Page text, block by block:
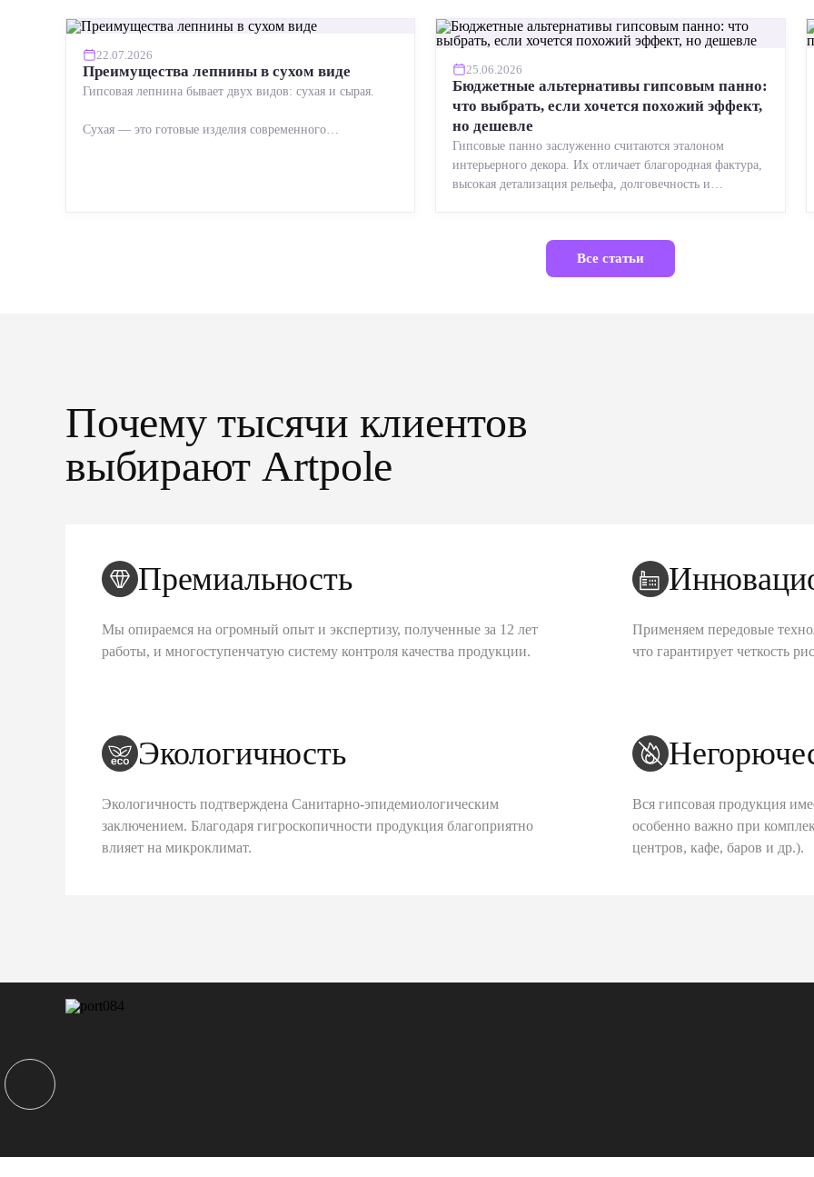
22.07.2026
Преимущества лепнины в сухом виде
Гипсовая лепнина бывает двух видов: сухая и сырая.
Сухая — это готовые изделия современного
25.06.2026
Бюджетные альтернативы гипсовым панно:
что выбрать, если хочется похожий эффект,
но дешевле
Гипсовые панно заслуженно считаются эталоном
интерьерного декора. Их отличает благородная фактура,
высокая детализация рельефа, долговечность и
Все статьи
Почему тысячи клиентов
выбирают Artpole
Премиальность
Мы опираемся на огромный опыт и экспертизу, полученные за 12 лет
работы, и многоступенчатую систему контроля качества продукции.
Применяем передовые
что гарантирует четкость
Экологичность
Экологичность подтверждена Санитарно-эпидемиологическим
заключением. Благодаря гигроскопичности продукция благоприятно
влияет на микроклимат.
Вся гипсовая продукция
особенно важно при
центров, кафе, баров и др.).